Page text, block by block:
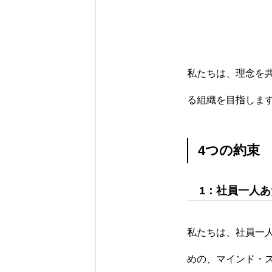
私たちは、理念を
る組織を目指しま
4つの約束
1：社員一人
私たちは、社員一
めの、マインド・